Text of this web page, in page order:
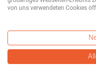
von uns verwendeten Cookies